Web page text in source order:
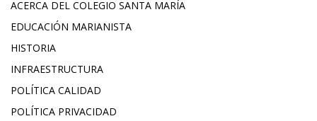
ACERCA DEL COLEGIO SANTA MARÍA
EDUCACIÓN MARIANISTA
HISTORIA
INFRAESTRUCTURA
POLÍTICA CALIDAD
POLÍTICA PRIVACIDAD